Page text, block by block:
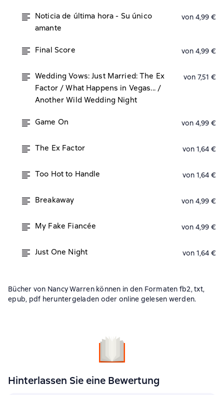
Noticia de última hora - Su único
amante
von 4,99 €
Final Score von 4,99 €
Wedding Vows: Just Married: The Ex
Factor / What Happens in Vegas... /
Another Wild Wedding Night
von 7,51 €
Game On von 4,99 €
The Ex Factor von 1,64 €
Too Hot to Handle von 1,64 €
Breakaway von 4,99 €
My Fake Fiancée von 4,99 €
Just One Night von 1,64 €
Bücher von Nancy Warren können in den Formaten fb2, txt,
epub, pdf heruntergeladen oder online gelesen werden.
Hinterlassen Sie eine Bewertung